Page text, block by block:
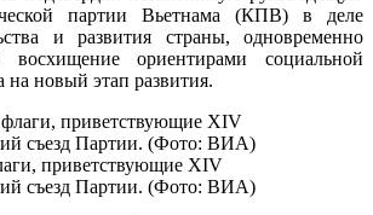
партии Вьетнама (КПВ) в деле
и развития страны, одновременно
восхищение ориентирами социальной
новый этап развития.
приветствующие XIV
съезд Партии. (Фото: ВИА)